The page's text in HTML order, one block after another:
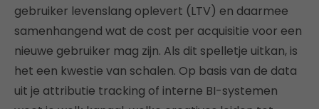
gebruiker levenslang oplevert (LTV) en daarmee
samenhangend wat de cost per acquisitie voor een
nieuwe gebruiker mag zijn. Als dit spelletje uitkan, is
het een kwestie van schalen. Op basis van de data
uit je attributie tracking of interne BI-systemen